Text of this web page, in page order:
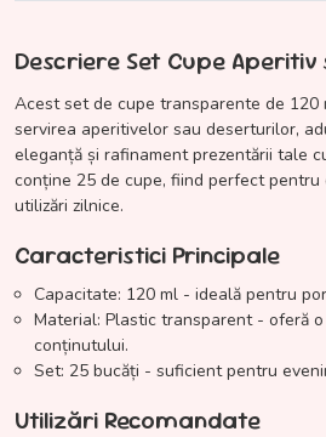
Descriere Set Cupe
Acest set de cupe transparente de 120
servirea aperitivelor sau deserturilor,
eleganță și rafinament prezentării tale
conține 25 de cupe, fiind perfect pentru
utilizări zilnice.
Caracteristici Principale
Capacitate: 120 ml - ideală pentru
Material: Plastic transparent - oferă
conținutului.
Set: 25 bucăți - suficient pentru
Utilizări Recomandate